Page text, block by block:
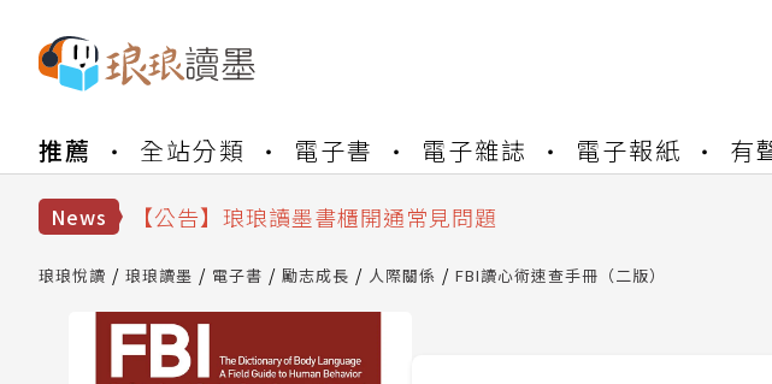
推薦 全站分類 電子書 電子雜誌 電子報紙 有
News
【公告】琅琅讀墨數位閱讀資產合併與書櫃開通申請
【公告】琅琅讀墨 3 分鐘完成書櫃開通與資產合併申請圖文教學
【公告】琅琅讀墨數位閱讀資產合併與書櫃開通申請
琅琅悅讀 琅琅讀墨 電子書 勵志成長 人際關係 FBI讀心術速查手冊（二版）